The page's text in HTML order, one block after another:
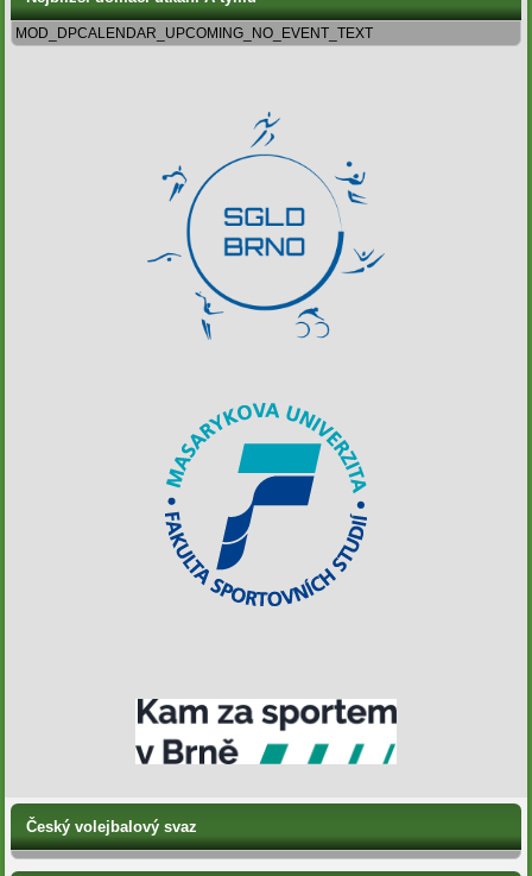
MOD_DPCALENDAR_UPCOMING_NO_EVENT_TEXT
Český volejbalový svaz